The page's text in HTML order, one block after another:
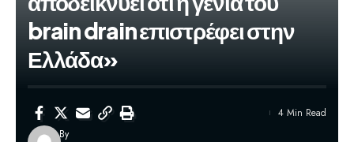
brain drain επιστρέφει στην
Ελλάδα»
By
4 Min Read